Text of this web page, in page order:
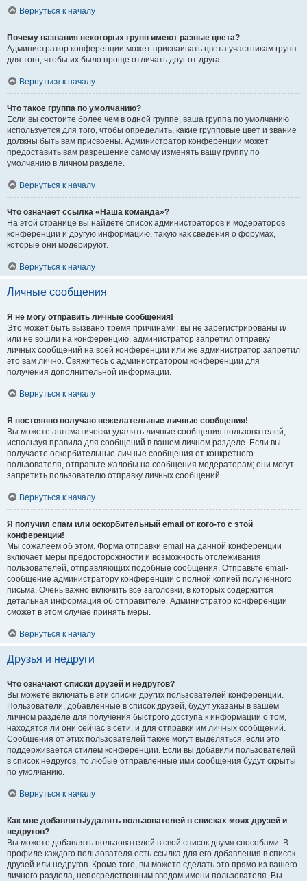
Вернуться к началу
Почему названия некоторых групп имеют разные цвета?
Администратор конференции может присваивать цвета участникам групп
для того, чтобы их было проще отличать друг от друга.
Вернуться к началу
Что такое группа по умолчанию?
Если вы состоите более чем в одной группе, ваша группа по умолчанию
используется для того, чтобы определить, какие групповые цвет и звание
должны быть вам присвоены. Администратор конференции может
предоставить вам разрешение самому изменять вашу группу по
умолчанию в личном разделе.
Вернуться к началу
Что означает ссылка «Наша команда»?
На этой странице вы найдёте список администраторов и модераторов
конференции и другую информацию, такую как сведения о форумах,
которые они модерируют.
Вернуться к началу
Личные сообщения
Я не могу отправить личные сообщения!
Это может быть вызвано тремя причинами: вы не зарегистрированы и/
или не вошли на конференцию, администратор запретил отправку
личных сообщений на всей конференции или же администратор запретил
это вам лично. Свяжитесь с администратором конференции для
получения дополнительной информации.
Вернуться к началу
Я постоянно получаю нежелательные личные сообщения!
Вы можете автоматически удалять личные сообщения пользователей,
используя правила для сообщений в вашем личном разделе. Если вы
получаете оскорбительные личные сообщения от конкретного
пользователя, отправьте жалобы на сообщения модераторам; они могут
запретить пользователю отправку личных сообщений.
Вернуться к началу
Я получил спам или оскорбительный email от кого-то с этой
конференции!
Мы сожалеем об этом. Форма отправки email на данной конференции
включает меры предосторожности и возможность отслеживания
пользователей, отправляющих подобные сообщения. Отправьте email-
сообщение администратору конференции с полной копией полученного
письма. Очень важно включить все заголовки, в которых содержится
детальная информация об отправителе. Администратор конференции
сможет в этом случае принять меры.
Вернуться к началу
Друзья и недруги
Что означают списки друзей и недругов?
Вы можете включать в эти списки других пользователей конференции.
Пользователи, добавленные в список друзей, будут указаны в вашем
личном разделе для получения быстрого доступа к информации о том,
находятся ли они сейчас в сети, и для отправки им личных сообщений.
Сообщения от этих пользователей также могут выделяться, если это
поддерживается стилем конференции. Если вы добавили пользователей
в список недругов, то любые отправленные ими сообщения будут скрыты
по умолчанию.
Вернуться к началу
Как мне добавлять/удалять пользователей в списках моих друзей и
недругов?
Вы можете добавлять пользователей в свой список двумя способами. В
профиле каждого пользователя есть ссылка для его добавления в список
друзей или недругов. Кроме того, вы можете сделать это прямо из вашего
личного раздела, непосредственным вводом имени пользователя. Вы